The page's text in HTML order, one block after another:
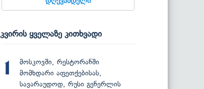
კვირის ყველაზე კითხვადი
1
მოსკოვში, რესტორანში
მომხდარი აფეთქებისას,
სავარაუდოდ, რუსი გენერლის